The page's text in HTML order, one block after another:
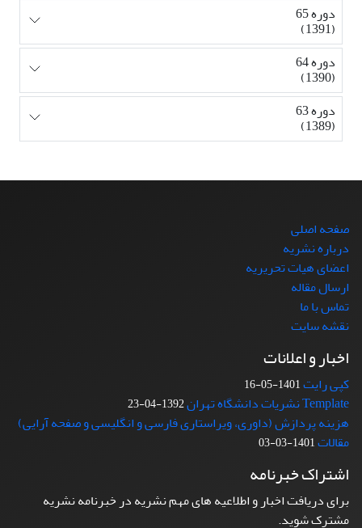
دوره 65
(1391)
دوره 64
(1390)
دوره 63
(1389)
صفحه اصلی
درباره نشریه
اعضای هیات تحریریه
ارسال مقاله
تماس با ما
نقشه سایت
اخبار و اعلانات
کپی رایت1401-05-16
Template نشریات دانشگاه تهران 1392-04-23
هزینه پردازش (داوری، ویراستاری فارسی و انگلیسی و صفحه آرایی)
مقالات1401-03-03
اشتراک خبرنامه
برای دریافت اخبار و اطلاعیه های مهم نشریه در خبرنامه نشریه
مشترک شوید.